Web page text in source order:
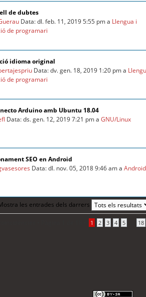
de dubtes
Data: dl. feb. 11, 2019 5:55 pm a Llengua i
de programari
idioma original
Data: dv. gen. 18, 2019 1:20 pm a
de programari
Arduino amb Ubuntu 18.04
Data: ds. gen. 12, 2019 7:21 pm aGNU/Linux
SEO en Android
Data: dl. nov. 05, 2018 9:46 am aAndroid
les entrades dels darrers
1 2 3 4 5 18